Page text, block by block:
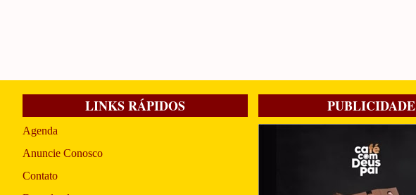
LINKS RÁPIDOS
Agenda
Anuncie Conosco
Contato
PUBLICIDADE